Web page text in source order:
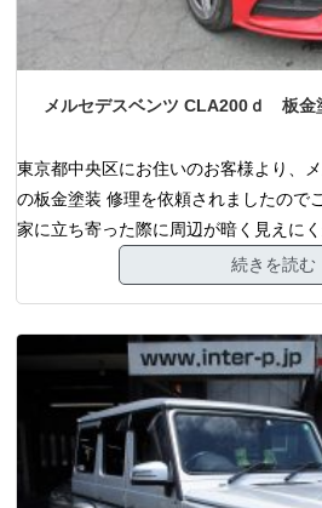
メルセデスベンツ CLA200ｄ 板金
東京都中央区にお住いのお客様より、
の板金塗装 修理を依頼されましたので
家に立ち寄った際に周辺が暗く見えに
続きを読む